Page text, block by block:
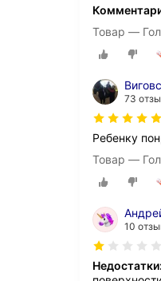
Товар —
73
Ребенку
Товар —
10
Недостатки: